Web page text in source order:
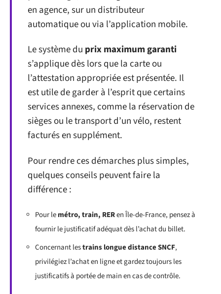
en agence, sur un distributeur
automatique ou via l’application mobile.
Le système du prix maximum garanti
s’applique dès lors que la carte ou
l’attestation appropriée est présentée. Il
est utile de garder à l’esprit que certains
services annexes, comme la réservation de
sièges ou le transport d’un vélo, restent
facturés en supplément.
Pour rendre ces démarches plus simples,
quelques conseils peuvent faire la
différence :
Pour lemétro, train, RERen Île-de-France, pensez à
fournir le justificatif adéquat dès l’achat du billet.
Concernant lestrains longue distance SNCF,
privilégiez l’achat en ligne et gardez toujours les
justificatifs à portée de main en cas de contrôle.